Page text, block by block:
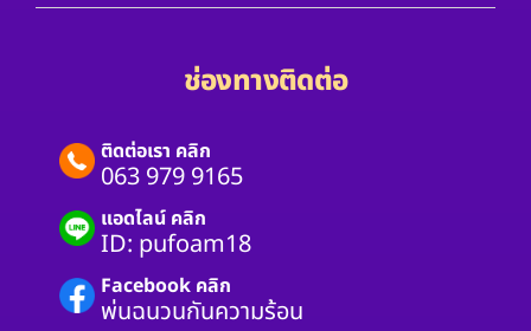
ช่องทางติดต่อ
ติดต่อเรา คลิก
063 979 9165
แอดไลน์ คลิก
ID: pufoam18
Facebook คลิก
พ่นฉนวนกันความร้อน